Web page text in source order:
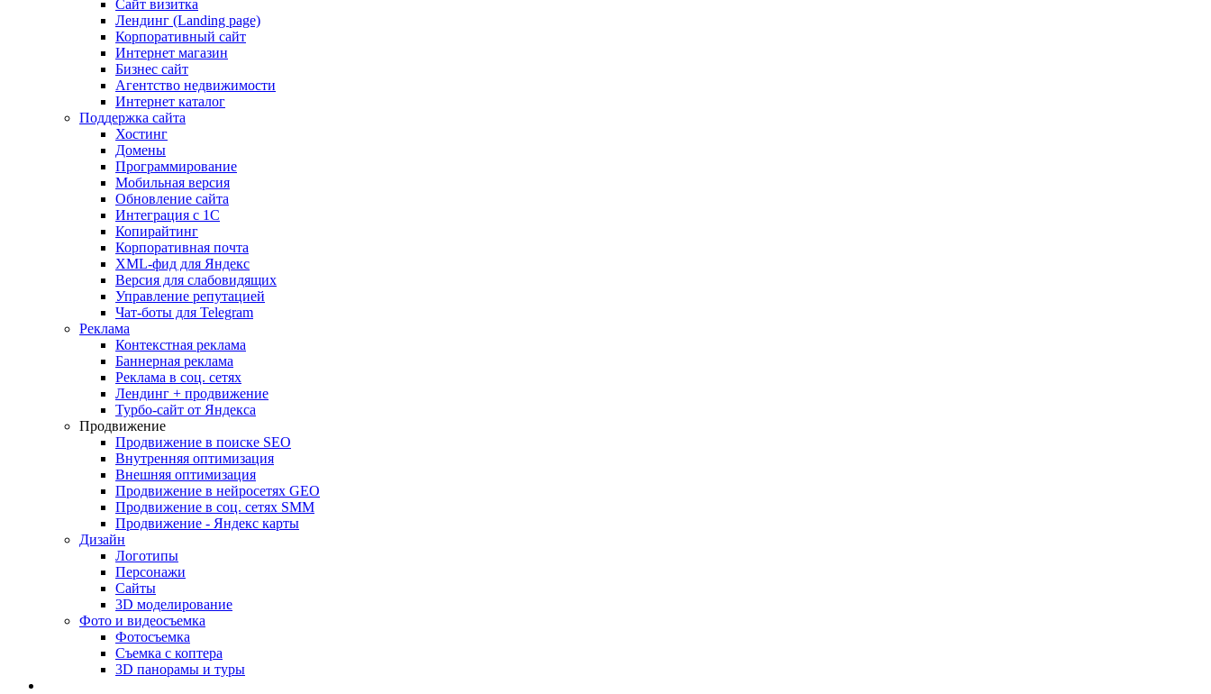
Сайт визитка
Лендинг (Landing page)
Корпоративный сайт
Интернет магазин
Бизнес сайт
Агентство недвижимости
Интернет каталог
Поддержка сайта
Хостинг
Домены
Программирование
Мобильная версия
Обновление сайта
Интеграция с 1С
Копирайтинг
Корпоративная почта
XML-фид для Яндекс
Версия для слабовидящих
Управление репутацией
Чат-боты для Telegram
Реклама
Контекстная реклама
Баннерная реклама
Реклама в соц. сетях
Лендинг + продвижение
Турбо-сайт от Яндекса
Продвижение
Продвижение в поиске SEO
Внутренняя оптимизация
Внешняя оптимизация
Продвижение в нейросетях GEO
Продвижение в соц. сетях SMM
Продвижение - Яндекс карты
Дизайн
Логотипы
Персонажи
Сайты
3D моделирование
Фото и видеосъемка
Фотосъемка
Съемка с коптера
3D панорамы и туры